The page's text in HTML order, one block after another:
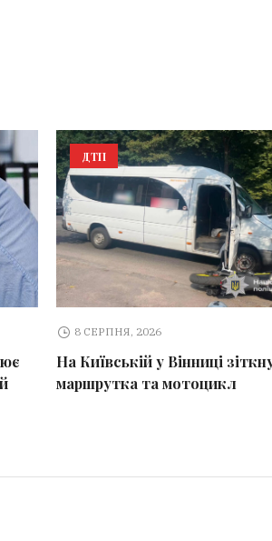
ДТП
8 СЕРПНЯ, 2026
На Київській у Вінниці
маршрутка та мотоцикл